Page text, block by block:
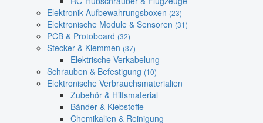
Elektronik-Aufbewahrungsboxen (23)
Elektronische Module & Sensoren (31)
PCB & Protoboard (32)
Stecker & Klemmen (37)
Elektrische Verkabelung
Schrauben & Befestigung (10)
Elektronische Verbrauchsmaterialien
Zubehör & Hilfsmaterial
Bänder & Klebstoffe
Chemikalien & Reinigung